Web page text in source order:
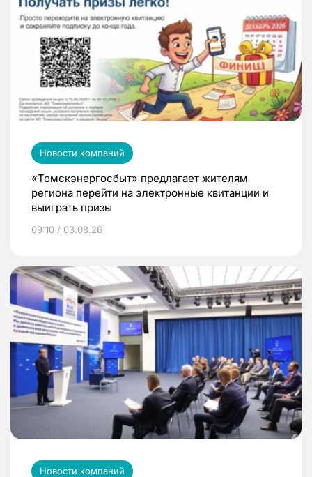
Новости компаний
«Томскэнергосбыт» предлагает жителям
региона перейти на электронные квитанции и
выиграть призы
09:10 / 03.08.26
Новости компаний